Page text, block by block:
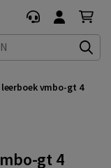
leerboek vmbo-gt 4
gt 4